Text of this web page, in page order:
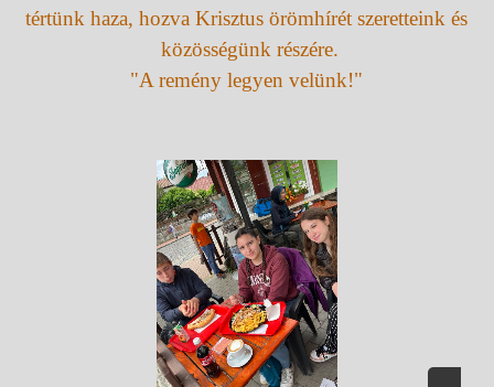
tértünk haza, hozva Krisztus örömhírét szeretteink és
közösségünk részére.
"A remény legyen velünk!"